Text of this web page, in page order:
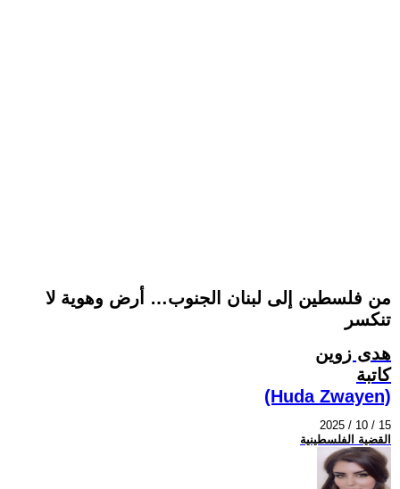
من فلسطين إلى لبنان الجنوب… أرض وهوية لا
تنكسر
هدى زوين
كاتبة
(Huda Zwayen)
2025 / 10 / 15
القضية الفلسطينية